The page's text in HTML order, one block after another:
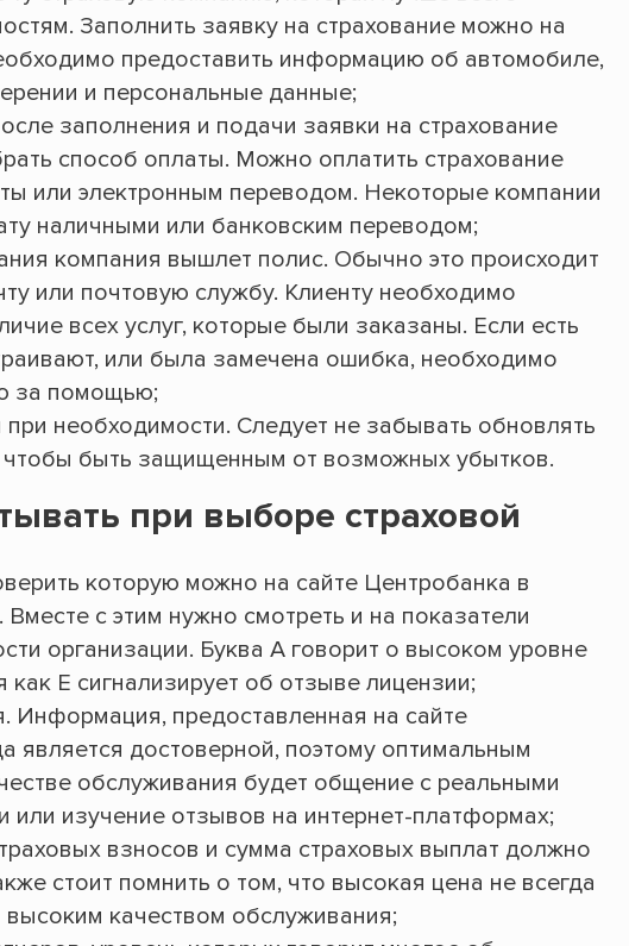
Заполнить заявку на страхование можно на
предоставить информацию об автомобиле,
и персональные данные;
заполнения и подачи заявки на страхование
способ оплаты. Можно оплатить страхование
или электронным переводом. Некоторые компании
наличными или банковским переводом;
компания вышлет полис. Обычно это происходит
или почтовую службу. Клиенту необходимо
всех услуг, которые были заказаны. Если есть
или была замечена ошибка, необходимо
за помощью;
необходимости. Следует не забывать обновлять
чтобы быть защищенным от возможных убытков.
при выборе страховой
которую можно на сайте Центробанка в
с этим нужно смотреть и на показатели
организации. Буква А говорит о высоком уровне
как Е сигнализирует об отзыве лицензии;
Информация, предоставленная на сайте
является достоверной, поэтому оптимальным
обслуживания будет общение с реальными
или изучение отзывов на интернет-платформах;
взносов и сумма страховых выплат должно
стоит помнить о том, что высокая цена не всегда
качеством обслуживания;